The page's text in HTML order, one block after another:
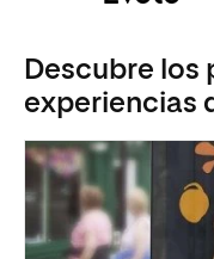
Descubre los
experiencias